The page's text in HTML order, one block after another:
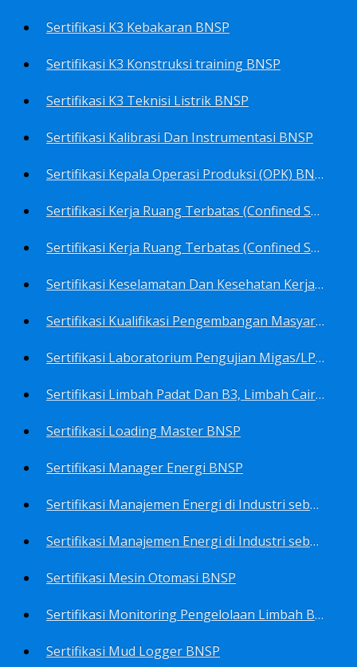
Sertifikasi K3 Kebakaran BNSP
Sertifikasi K3 Konstruksi training BNSP
Sertifikasi K3 Teknisi Listrik BNSP
Sertifikasi Kalibrasi Dan Instrumentasi BNSP
Sertifikasi Kepala Operasi Produksi (OPK) BNSP
Sertifikasi Kerja Ruang Terbatas (Confined Spaces)-Ahli Muda Ruang Terbatas (AMURT/Supervisor) BNSP
Sertifikasi Kerja Ruang Terbatas (Confined Spaces)-Teknisi Ruang Terbatas (TRT/Entrants) BNSP
Sertifikasi Keselamatan Dan Kesehatan Kerja BNSP
Sertifikasi Kualifikasi Pengembangan Masyarakat BNSP
Sertifikasi Laboratorium Pengujian Migas/LPM BNSP
Sertifikasi Limbah Padat Dan B3, Limbah Cair BNSP
Sertifikasi Loading Master BNSP
Sertifikasi Manager Energi BNSP
Sertifikasi Manajemen Energi di Industri sebagai Auditor BNSP
Sertifikasi Manajemen Energi di Industri sebagai Manager Energy BNSP
Sertifikasi Mesin Otomasi BNSP
Sertifikasi Monitoring Pengelolaan Limbah B3 BNSP
Sertifikasi Mud Logger BNSP